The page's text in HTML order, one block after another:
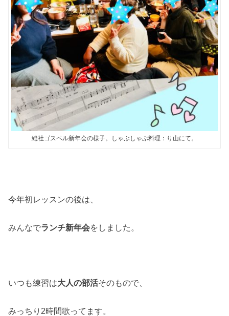
総社ゴスペル新年会の様子。しゃぶしゃぶ料理：り山にて。
今年初レッスンの後は、
みんなでランチ新年会をしました。
いつも練習は大人の部活そのもので、
みっちり2時間歌ってます。